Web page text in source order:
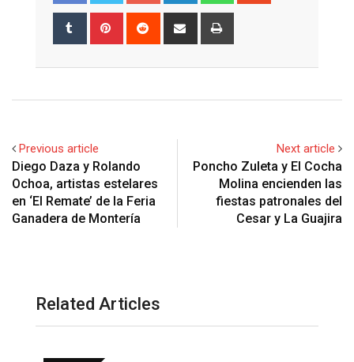
Tumblr Pinterest Reddit
Share
Previous article
Diego Daza y Rolando
Ochoa, artistas estelares
en ‘El Remate’ de la Feria
Ganadera de Montería
Next article
Poncho Zuleta y El Cocha
Molina encienden las
fiestas patronales del
Cesar y La Guajira
Related Articles